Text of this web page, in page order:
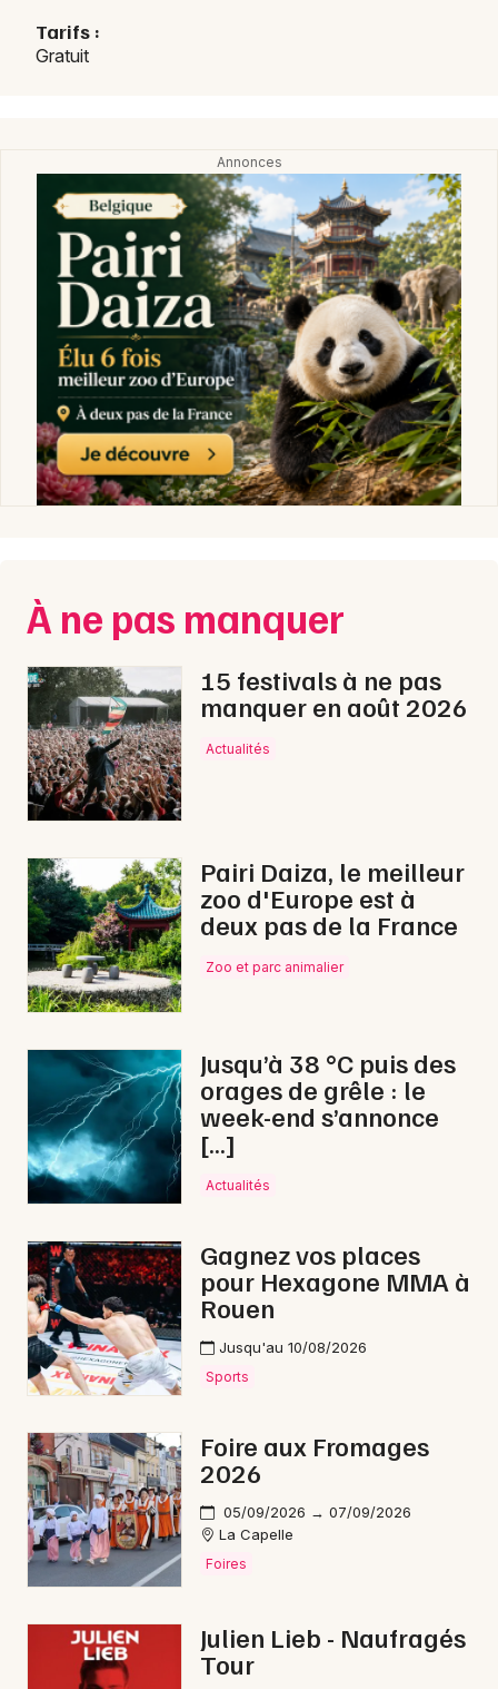
Tarifs :
Gratuit
À ne pas manquer
15 festivals à ne pas
manquer en août 2026
Actualités
Pairi Daiza, le meilleur
zoo d'Europe est à
deux pas de la France
Zoo et parc animalier
Jusqu’à 38 °C puis des
orages de grêle : le
week-end s’annonce
[…]
Actualités
Gagnez vos places
pour Hexagone MMA à
Rouen
Jusqu'au 10/08/2026
Sports
Foire aux Fromages
2026
05/09/2026 → 07/09/2026
La Capelle
Foires
Julien Lieb - Naufragés
Tour